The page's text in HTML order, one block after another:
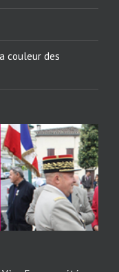
couleur des